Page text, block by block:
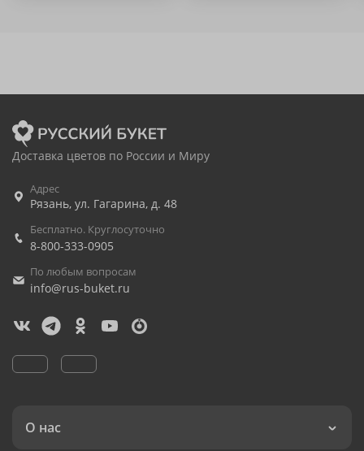
Доставка цветов по России и Миру
Адрес
Рязань, ул. Гагарина, д. 48
Бесплатно. Круглосуточно
8-800-333-0905
По любым вопросам
info@rus-buket.ru
О нас